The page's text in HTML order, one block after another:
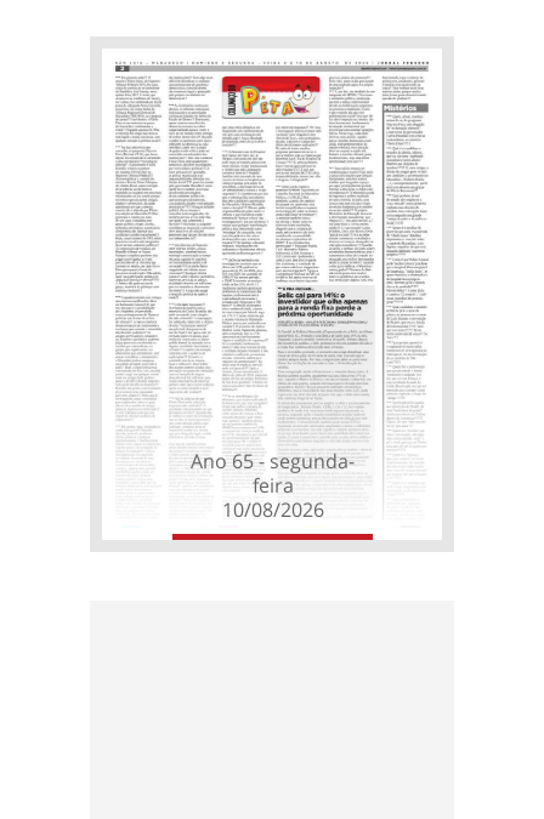
Ano 65 - segunda-
feira
10/08/2026